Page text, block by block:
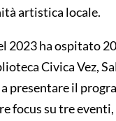
artistica locale.
2023 ha ospitato
Civica Vez,
presentare il
focus su tre